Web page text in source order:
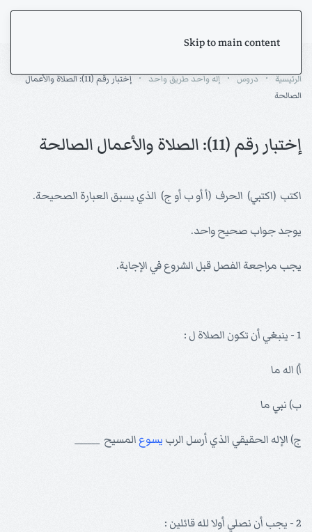
Skip to main content
الرئيسية دروس إله واحد طريق واحد
إختبار رقم (11): الصلاة والأعمال
الصالحة
إختبار رقم (11): الصلاة والأعمال الصالحة
اكتب (اكتبي) الحرف (أ أو ب أو ج) الذي يسبق العبارة الصحيحة.
يوجد جواب صحيح واحد.
يجب مراجعة الفصل قبل الشروع في الإجابة.
1 - ينبغي أن تكون الصلاة ل :
أ) اله ما
ب) نبي ما
ج) الإله الحقيقي الذي أرسل الرب يسوع المسيح ______
2 - يجب أن نصلي أولا لله قائلين :